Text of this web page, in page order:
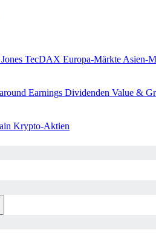
TecDAX Europa-Märkte Asien-
Earnings Dividenden Value &
Krypto-Aktien